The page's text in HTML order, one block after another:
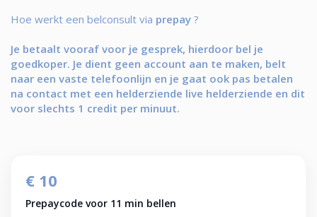
Hoe werkt een belconsult via prepay ?
Je betaalt vooraf voor je gesprek, hierdoor bel je
goedkoper. Je dient geen account aan te maken, belt
naar een vaste telefoonlijn en je gaat ook pas betalen
na contact met een helderziende live helderziende en dit
voor slechts 1 credit per minuut.
€ 10
Prepaycode voor 11 min bellen